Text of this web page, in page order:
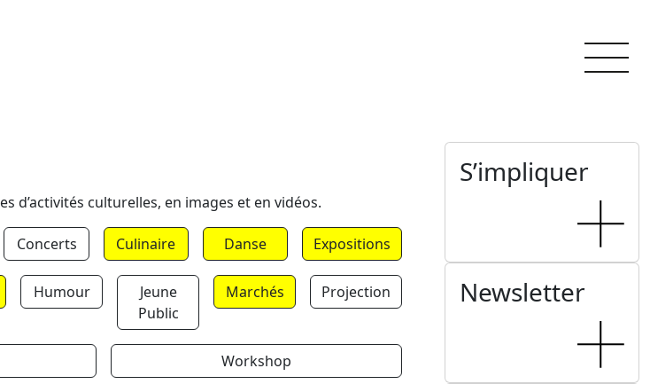
d’activités culturelles, en images et en vidéos.
Concerts Culinaire Danse Expositions
Humour
Jeune
Public
Marchés Projection
Workshop
S’impliquer
Newsletter